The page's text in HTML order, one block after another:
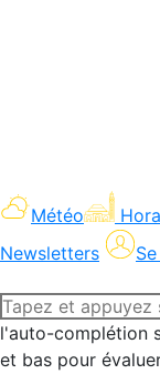
Météo
Newsletters
Recherche
:l'auto-complétion
et bas pour